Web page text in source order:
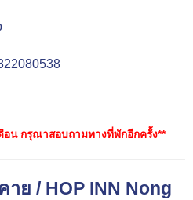
อน กรุณาสอบถามทางที่พักอีกครั้ง**
ย / HOP INN Nong